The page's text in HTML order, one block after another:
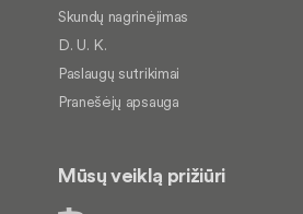
Skundų nagrinėjimas
D. U. K.
Paslaugų sutrikimai
Pranešėjų apsauga
Mūsų veiklą prižiūri